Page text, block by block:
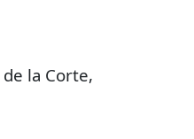
la Corte,